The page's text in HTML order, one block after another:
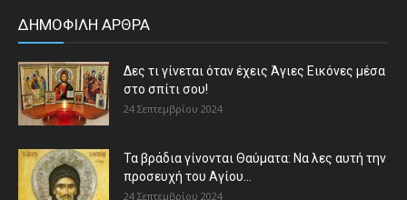
ΔΗΜΟΦΙΛΗ ΑΡΘΡΑ
Δες τι γίνεται όταν έχεις Άγιες Εικόνες μέσα
στο σπίτι σου!
24 Σεπτεμβρίου 2024
Τα βράδια γίνονται Θαύματα: Να λες αυτή την
προσευχή του Αγίου...
24 Σεπτεμβρίου 2024